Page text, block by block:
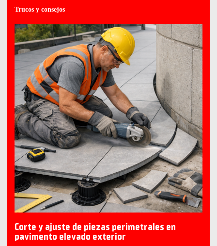
Trucos y consejos
Corte y ajuste de piezas perimetrales en
pavimento elevado exterior